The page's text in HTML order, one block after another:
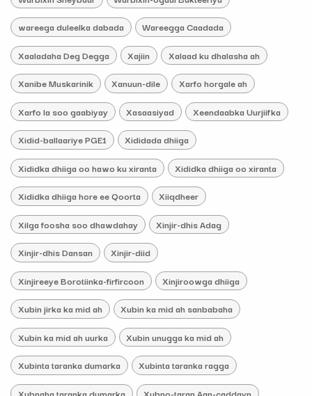
wareega duleelka dabada Wareegga Caadada
Xaaladaha Deg Degga Xajiin Xalaad ku dhalasha ah
Xanibe Muskarinik Xanuun-dile Xarfo horgale ah
Xarfo la soo gaabiyay Xasaasiyad Xeendaabka Uurjiifka
Xidid-ballaariye PGE1 Xididada dhiiga
Xididka dhiiga oo hawo ku xiranta Xididka dhiiga oo xiranta
Xididka dhiiga hore ee Qoorta Xiiqdheer
Xilga foosha soo dhawdahay Xinjir-dhis Adag
Xinjir-dhis Dansan Xinjir-diid
Xinjireeye Borotiinka-firfircoon Xinjiroowga dhiiga
Xubin jirka ka mid ah Xubin ka mid ah sanbabaha
Xubin ka mid ah uurka Xubin unugga ka mid ah
Xubinta taranka dumarka Xubinta taranka ragga
Xubnaha taranka dumarka Xubno-taran Aan-caddayn